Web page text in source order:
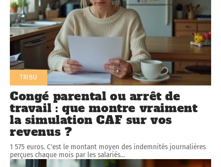
TRIBU
Congé parental ou arrêt de
travail : que montre vraiment
la simulation CAF sur vos
revenus ?
1 575 euros. C'est le montant moyen des indemnités journalières
perçues chaque mois par les salariés…